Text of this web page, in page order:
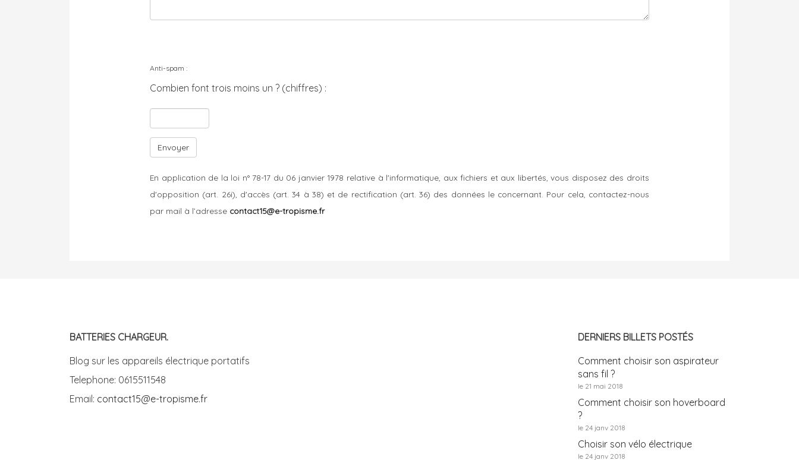
Anti-spam :
Combien font trois moins un ? (chiffres) :
En application de la loi n° 78-17 du 06 janvier 1978 relative à l'informatique, aux fichiers et aux libertés, vous disposez des droits
d'opposition (art. 26i), d'accès (art. 34 à 38) et de rectification (art. 36) des données le concernant. Pour cela, contactez-nous
par mail à l’adresse contact15@e-tropisme.fr
BATTERIES CHARGEUR.
Blog sur les appareils électrique portatifs
Telephone: 0615511548
Email: contact15@e-tropisme.fr
DERNIERS BILLETS POSTÉS
Comment choisir son aspirateur
sans fil ?
le 21 mai 2018
Comment choisir son hoverboard
?
le 24 janv 2018
Choisir son vélo électrique
le 24 janv 2018